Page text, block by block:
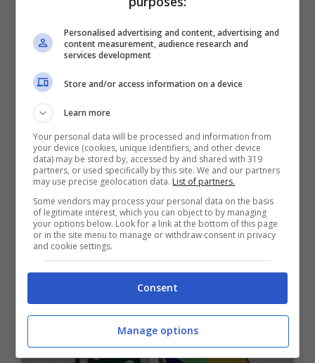
ppi di densità
Processore Octa-Core (4 core Cortex-
A17 e 4 Core Cortex-A7) con 3GB di
1/2.3 pollici da 20.7 megapixel (con
dual flash) e videorecording 4k HD
GPS globale, Wi-Fi 802.11ac,
Bluetooth 4.0 e NFC
Spessore di 8.9 mm
Personalised advertising and content, advertising and
content measurement, audience research and
services development
Store and/or access information on a device
Learn more
Your personal data will be processed and information from
your device (cookies, unique identifiers, and other device
data) may be stored by, accessed by and shared with 319
partners, or used specifically by this site. We and our partners
may use precise geolocation data. List of partners.
Some vendors may process your personal data on the basis
of legitimate interest, which you can object to by managing
your options below. Look for a link at the bottom of this page
or in the site menu to manage or withdraw consent in privacy
and cookie settings.
Consent
Manage options